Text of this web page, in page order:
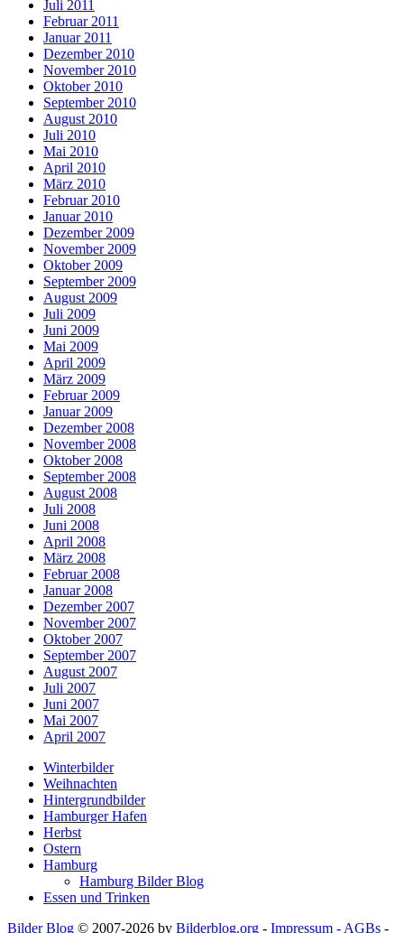
Juli 2011
Februar 2011
Januar 2011
Dezember 2010
November 2010
Oktober 2010
September 2010
August 2010
Juli 2010
Mai 2010
April 2010
März 2010
Februar 2010
Januar 2010
Dezember 2009
November 2009
Oktober 2009
September 2009
August 2009
Juli 2009
Juni 2009
Mai 2009
April 2009
März 2009
Februar 2009
Januar 2009
Dezember 2008
November 2008
Oktober 2008
September 2008
August 2008
Juli 2008
Juni 2008
April 2008
März 2008
Februar 2008
Januar 2008
Dezember 2007
November 2007
Oktober 2007
September 2007
August 2007
Juli 2007
Juni 2007
Mai 2007
April 2007
Winterbilder
Weihnachten
Hintergrundbilder
Hamburger Hafen
Herbst
Ostern
Hamburg
Hamburg Bilder Blog
Essen und Trinken
Bilder Blog © 2007-2026 by Bilderblog.org - Impressum - AGBs -